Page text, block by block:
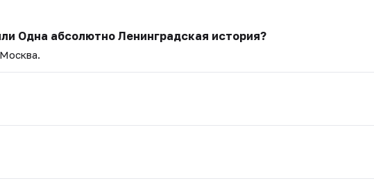
Одна абсолютно Ленинградская история?